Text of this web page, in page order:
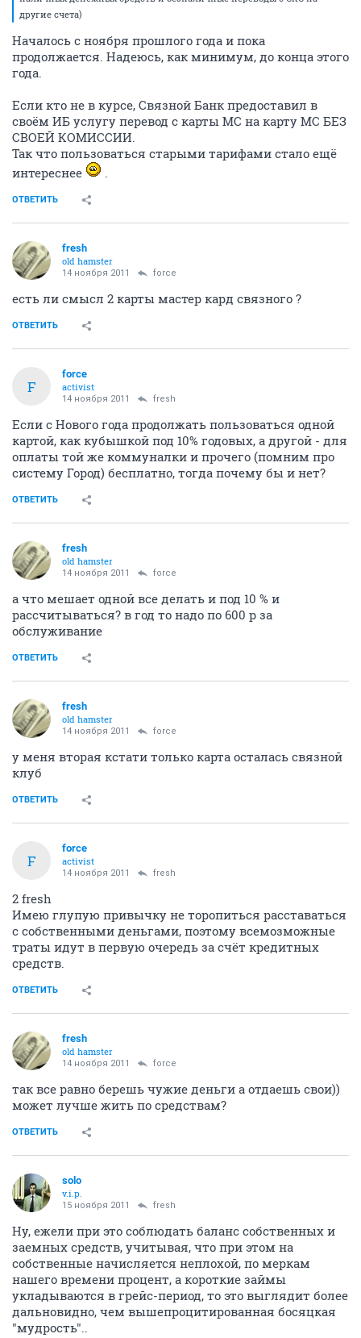
другие счета)
Началось с ноября прошлого года и пока
продолжается. Надеюсь, как минимум, до конца этого
года.
Если кто не в курсе, Связной Банк предоставил в
своём ИБ услугу перевод с карты МС на карту МС БЕЗ
СВОЕЙ КОМИССИИ.
Так что пользоваться старыми тарифами стало ещё
интереснее
.
ОТВЕТИТЬ
fresh
old hamster
14 ноября 2011 force
есть ли смысл 2 карты мастер кард связного ?
ОТВЕТИТЬ
F
force
activist
14 ноября 2011 fresh
Если с Нового года продолжать пользоваться одной
картой, как кубышкой под 10% годовых, а другой - для
оплаты той же коммуналки и прочего (помним про
систему Город) бесплатно, тогда почему бы и нет?
ОТВЕТИТЬ
fresh
old hamster
14 ноября 2011 force
а что мешает одной все делать и под 10 % и
рассчитываться? в год то надо по 600 р за
обслуживание
ОТВЕТИТЬ
fresh
old hamster
14 ноября 2011 force
у меня вторая кстати только карта осталась связной
клуб
ОТВЕТИТЬ
F
force
activist
14 ноября 2011 fresh
2 fresh
Имею глупую привычку не торопиться расставаться
с собственными деньгами, поэтому всемозможные
траты идут в первую очередь за счёт кредитных
средств.
ОТВЕТИТЬ
fresh
old hamster
14 ноября 2011 force
так все равно берешь чужие деньги а отдаешь свои))
может лучше жить по средствам?
ОТВЕТИТЬ
solo
v.i.p.
15 ноября 2011 fresh
Ну, ежели при это соблюдать баланс собственных и
заемных средств, учитывая, что при этом на
собственные начисляется неплохой, по меркам
нашего времени процент, а короткие займы
укладываются в грейс-период, то это выглядит более
дальновидно, чем вышепроцитированная босяцкая
"мудрость"..